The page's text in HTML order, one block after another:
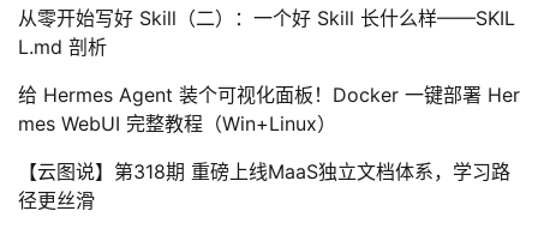
从零开始写好 Skill（二）：一个好 Skill 长什么样——SKIL
L.md 剖析
给 Hermes Agent 装个可视化面板！Docker 一键部署 Her
mes WebUI 完整教程（Win+Linux）
【云图说】第318期 重磅上线MaaS独立文档体系，学习路
径更丝滑